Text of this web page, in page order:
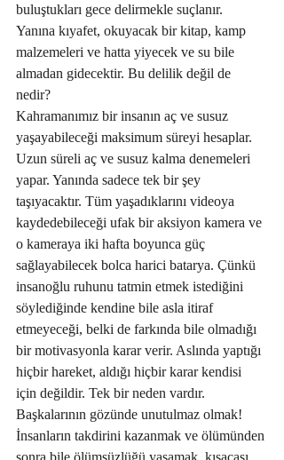
buluştukları gece delirmekle suçlanır.
Yanına kıyafet, okuyacak bir kitap, kamp
malzemeleri ve hatta yiyecek ve su bile
almadan gidecektir. Bu delilik değil de
nedir?
Kahramanımız bir insanın aç ve susuz
yaşayabileceği maksimum süreyi hesaplar.
Uzun süreli aç ve susuz kalma denemeleri
yapar. Yanında sadece tek bir şey
taşıyacaktır. Tüm yaşadıklarını videoya
kaydedebileceği ufak bir aksiyon kamera ve
o kameraya iki hafta boyunca güç
sağlayabilecek bolca harici batarya. Çünkü
insanoğlu ruhunu tatmin etmek istediğini
söylediğinde kendine bile asla itiraf
etmeyeceği, belki de farkında bile olmadığı
bir motivasyonla karar verir. Aslında yaptığı
hiçbir hareket, aldığı hiçbir karar kendisi
için değildir. Tek bir neden vardır.
Başkalarının gözünde unutulmaz olmak!
İnsanların takdirini kazanmak ve ölümünden
sonra bile ölümsüzlüğü yaşamak, kısacası